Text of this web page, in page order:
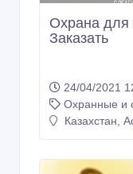
Охрана для
Заказать
24/04/2021
Охранные и
Казахстан,